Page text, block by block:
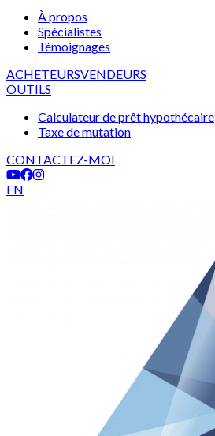
À propos
Spécialistes
Témoignages
ACHETEURSVENDEURS
OUTILS
Calculateur de prêt hypothécaire
Taxe de mutation
CONTACTEZ-MOI
EN